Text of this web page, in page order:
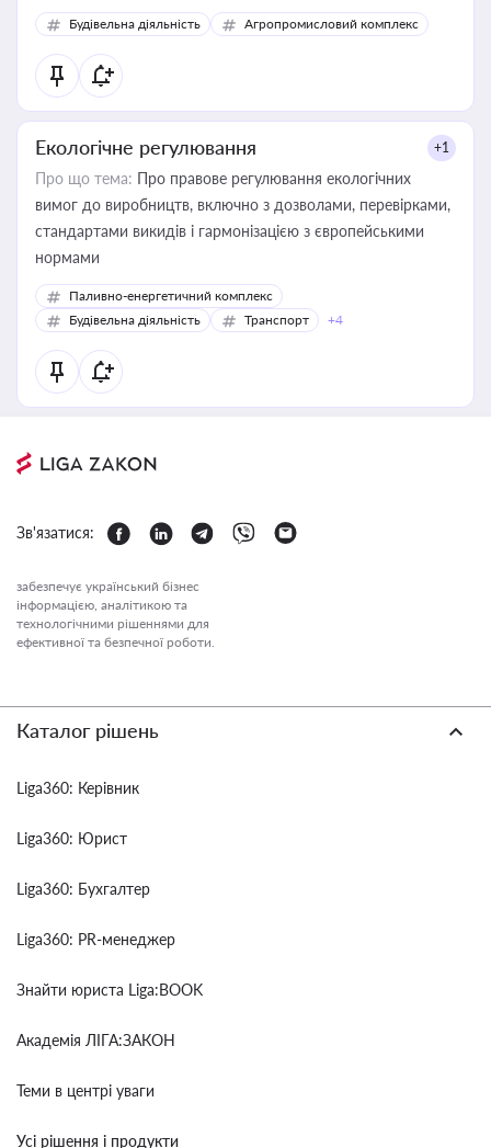
Будівельна діяльність Агропромисловий комплекс
Екологічне регулювання +1
Про що тема: Про правове регулювання екологічних
вимог до виробництв, включно з дозволами, перевірками,
стандартами викидів і гармонізацією з європейськими
нормами
Паливно-енергетичний комплекс
Будівельна діяльність
Транспорт +4
Зв'язатися:
забезпечує український бізнес
інформацією, аналітикою та
технологічними рішеннями для
ефективної та безпечної роботи.
Каталог рішень
Liga360: Керівник
Liga360: Юрист
Liga360: Бухгалтер
Liga360: PR-менеджер
Знайти юриста Liga:BOOK
Академія ЛІГА:ЗАКОН
Теми в центрі уваги
Усі рішення і продукти